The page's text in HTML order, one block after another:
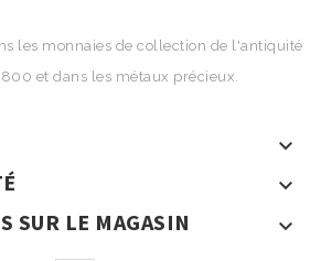
les monnaies de collection de l'antiquité
et dans les métaux précieux.


SUR LE MAGASIN 